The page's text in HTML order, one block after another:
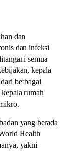
dan
dan infeksi
semua
kepala
berbagai
rumah
yang berada
Health
yakni